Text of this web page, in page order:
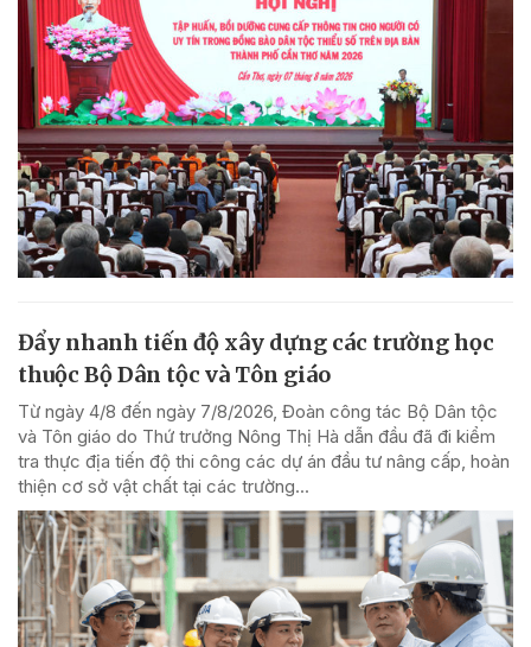
Đẩy nhanh tiến độ xây dựng các trường học
thuộc Bộ Dân tộc và Tôn giáo
Từ ngày 4/8 đến ngày 7/8/2026, Đoàn công tác Bộ Dân tộc
và Tôn giáo do Thứ trưởng Nông Thị Hà dẫn đầu đã đi kiểm
tra thực địa tiến độ thi công các dự án đầu tư nâng cấp, hoàn
thiện cơ sở vật chất tại các trường...